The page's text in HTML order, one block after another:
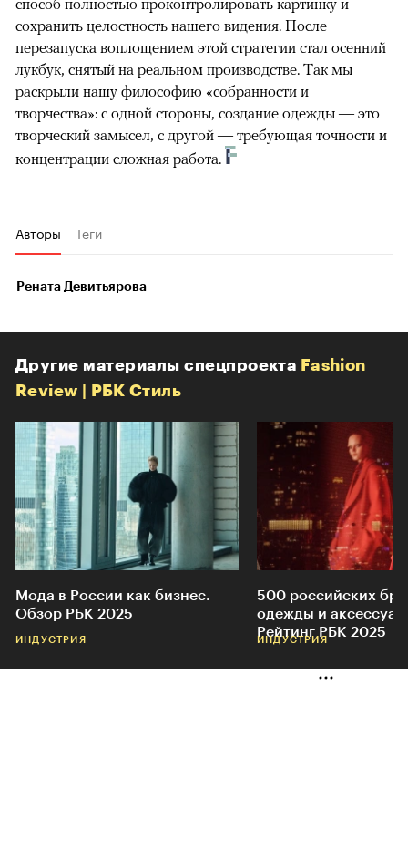
способ полностью проконтролировать картинку и
сохранить целостность нашего видения. После
перезапуска воплощением этой стратегии стал осенний
лукбук, снятый на реальном производстве. Так мы
раскрыли нашу философию «собранности и
творчества»: с одной стороны, создание одежды — это
творческий замысел, с другой — требующая точности и
концентрации сложная работа.
Авторы Теги
Рената Девитьярова
Другие материалы спецпроекта Fashion
Review | РБК Стиль
Мода в России как бизнес.
Обзор РБК 2025
ИНДУСТРИЯ
500 российских
одежды и
Рейтинг РБК 2025
ИНДУСТРИЯ